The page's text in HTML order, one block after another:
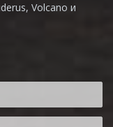
Volcano и